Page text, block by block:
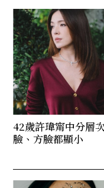
42歲許瑋甯中分層
臉、方臉都顯小